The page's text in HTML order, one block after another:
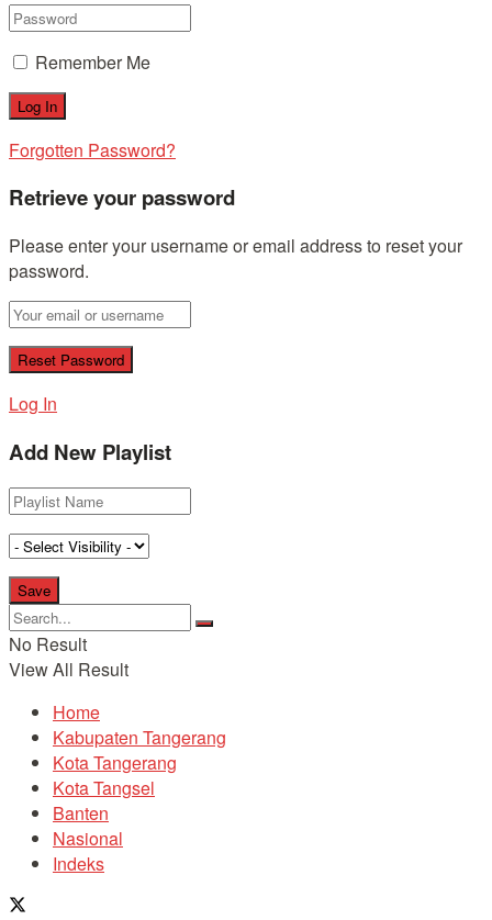
Remember Me
Forgotten Password?
Retrieve your password
Please enter your username or email address to reset your
password.
Log In
Add New Playlist
No Result
View All Result
Home
Kabupaten Tangerang
Kota Tangerang
Kota Tangsel
Banten
Nasional
Indeks